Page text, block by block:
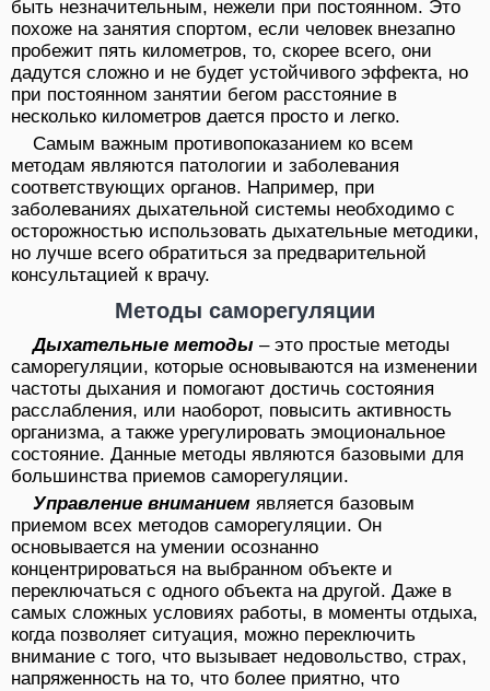
быть незначительным, нежели при постоянном. Это
похоже на занятия спортом, если человек внезапно
пробежит пять километров, то, скорее всего, они
дадутся сложно и не будет устойчивого эффекта, но
при постоянном занятии бегом расстояние в
несколько километров дается просто и легко.
Самым важным противопоказанием ко всем
методам являются патологии и заболевания
соответствующих органов. Например, при
заболеваниях дыхательной системы необходимо с
осторожностью использовать дыхательные методики,
но лучше всего обратиться за предварительной
консультацией к врачу.
Методы саморегуляции
Дыхательные методы – это простые методы
саморегуляции, которые основываются на изменении
частоты дыхания и помогают достичь состояния
расслабления, или наоборот, повысить активность
организма, а также урегулировать эмоциональное
состояние. Данные методы являются базовыми для
большинства приемов саморегуляции.
Управление вниманием является базовым
приемом всех методов саморегуляции. Он
основывается на умении осознанно
концентрироваться на выбранном объекте и
переключаться с одного объекта на другой. Даже в
самых сложных условиях работы, в моменты отдыха,
когда позволяет ситуация, можно переключить
внимание с того, что вызывает недовольство, страх,
напряженность на то, что более приятно, что